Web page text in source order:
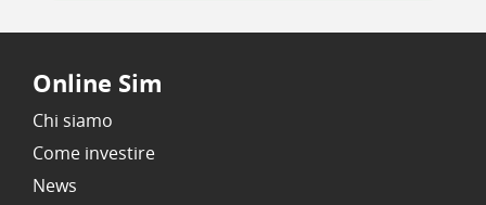
Online Sim
Chi siamo
Come investire
News